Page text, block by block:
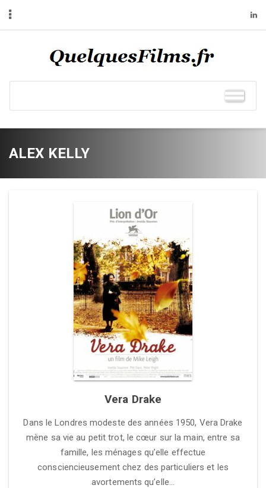
ALEX KELLY
Vera Drake
Dans le Londres modeste des années 1950, Vera Drake
mène sa vie au petit trot, le cœur sur la main, entre sa
famille, les ménages qu’elle effectue
consciencieusement chez des particuliers et les
avortements qu’elle…